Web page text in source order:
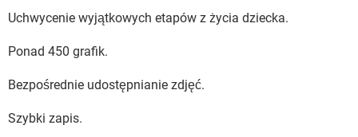
Uchwycenie wyjątkowych etapów z życia dziecka.
Ponad 450 grafik.
Bezpośrednie udostępnianie zdjęć.
Szybki zapis.